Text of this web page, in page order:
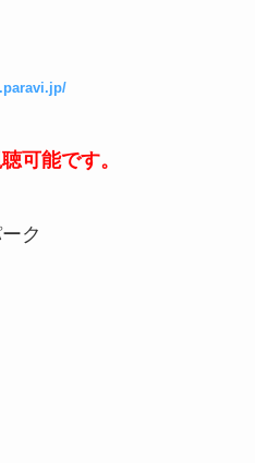
可能です。
ク